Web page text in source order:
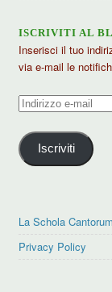
ISCRIVITI AL
Inserisci il tuo
via e-mail le
Indirizzo
mail
Iscriviti
La Schola
Privacy Policy